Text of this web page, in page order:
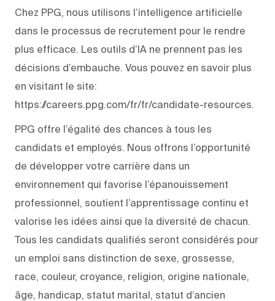
Chez PPG, nous utilisons l’intelligence artificielle
dans le processus de recrutement pour le rendre
plus efficace. Les outils d’IA ne prennent pas les
décisions d’embauche. Vous pouvez en savoir plus
en visitant le site:
https://careers.ppg.com/fr/fr/candidate-resources.
PPG offre l’égalité des chances à tous les
candidats et employés. Nous offrons l’opportunité
de développer votre carrière dans un
environnement qui favorise l’épanouissement
professionnel, soutient l’apprentissage continu et
valorise les idées ainsi que la diversité de chacun.
Tous les candidats qualifiés seront considérés pour
un emploi sans distinction de sexe, grossesse,
race, couleur, croyance, religion, origine nationale,
âge, handicap, statut marital, statut d’ancien